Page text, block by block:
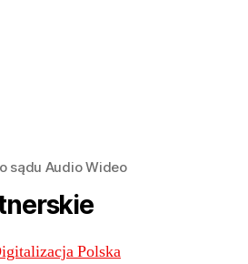
sądu Audio Wideo
Polska